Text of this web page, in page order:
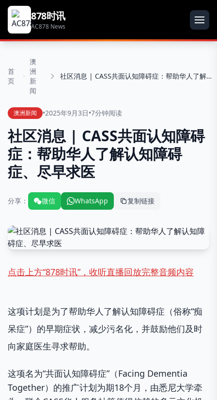
878时讯
AC878 News
首
页
澳
洲
新
闻
社区消息 | CASS共面认知障碍症：帮助华人了解认知障碍症、尽早求医
澳洲新闻 •2025年9月3日•7分钟阅读
社区消息 | CASS共面认知障碍
症：帮助华人了解认知障碍
症、尽早求医
分享： 微信 WhatsApp 复制链接
点击上方“878时讯”，收听直播回放完整音频内容
这项计划是为了帮助华人了解认知障碍症（俗称“痴
呆症”）的早期症状，减少污名化，并鼓励他们及时
向家庭医生寻求帮助。
这项名为“共面认知障碍症”（Facing Dementia
Together）的推广计划为期18个月，由悉尼大学牵